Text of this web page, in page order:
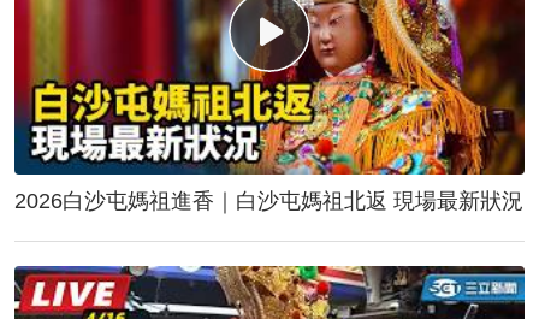
2026白沙屯媽祖進香｜白沙屯媽祖北返 現場最新狀況